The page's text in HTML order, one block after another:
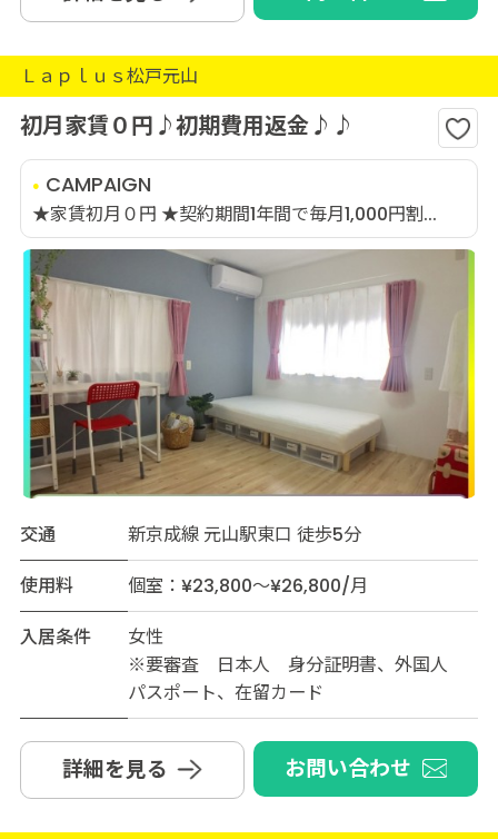
Ｌａｐｌｕｓ松戸元山
初月家賃０円♪初期費用返金♪♪
CAMPAIGN
★家賃初月０円 ★契約期間1年間で毎月1,000円割...
交通
新京成線 元山駅東口 徒歩5分
使用料
個室：¥23,800～¥26,800/月
入居条件
女性
※要審査 日本人 身分証明書、外国人
パスポート、在留カード
詳細を見る お問い合わせ